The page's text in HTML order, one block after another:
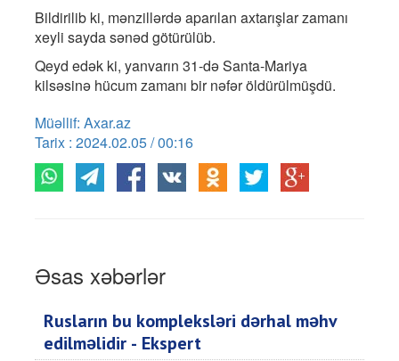
Bildirilib ki, mənzillərdə aparılan axtarışlar zamanı
xeyli sayda sənəd götürülüb.
Qeyd edək ki, yanvarın 31-də Santa-Mariya
kilsəsinə hücum zamanı bir nəfər öldürülmüşdü.
Müəllif: Axar.az
Tarix : 2024.02.05 / 00:16
Əsas xəbərlər
Rusların bu kompleksləri dərhal məhv
edilməlidir - Ekspert